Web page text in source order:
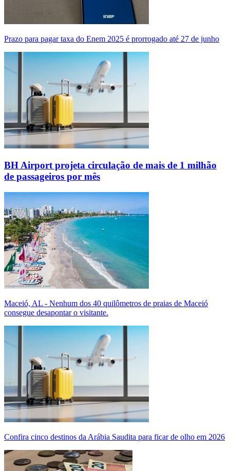
Prazo para pagar taxa do Enem 2025 é prorrogado até 27 de junho
BH Airport projeta circulação de mais de 1 milhão
de passageiros por mês
Maceió, AL - Nenhum dos 40 quilômetros de praias de Maceió
consegue desapontar o visitante.
Confira cinco destinos da Arábia Saudita para ficar de olho em 2026